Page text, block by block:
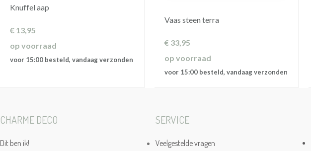
Knuffel aap
€ 13,95
op voorraad
voor 15:00 besteld, vandaag verzonden
Vaas steen terra
€33,95
op voorraad
voor 15:00 besteld, vandaag verzonden
CHARME DECO
Dit ben ik!
SERVICE
Veelgestelde vragen